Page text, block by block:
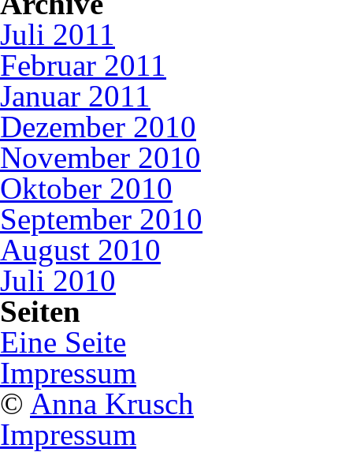
Juli 2011
Februar 2011
Januar 2011
Dezember 2010
November 2010
Oktober 2010
September 2010
August 2010
Juli 2010
Seiten
Eine Seite
Impressum
© Anna Krusch
Impressum